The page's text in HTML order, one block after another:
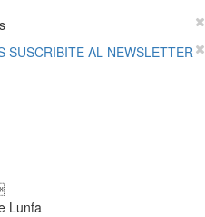
SUSCRIBITE AL NEWSLETTER
Lunfa